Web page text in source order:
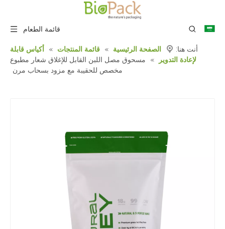
قائمة الطعام
أنت هنا: الصفحة الرئيسية » قائمة المنتجات »
أكياس قابلة
لإعادة التدوير
»
مسحوق مصل اللبن القابل للإغلاق شعار مطبوع
مخصص للحقيبة مع مزود بسحاب مرن